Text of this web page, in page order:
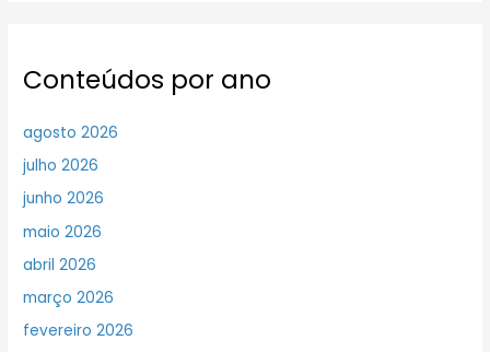
Conteúdos por ano
agosto 2026
julho 2026
junho 2026
maio 2026
abril 2026
março 2026
fevereiro 2026